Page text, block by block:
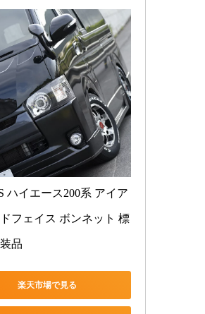
ハイエース200系 アイア
フェイス ボンネット 標
品
楽天市場で見る